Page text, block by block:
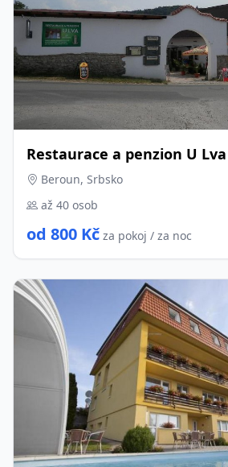
Restaurace a penzion U Lva
Beroun, Srbsko
až 40 osob
od 800 Kč za pokoj / za noc